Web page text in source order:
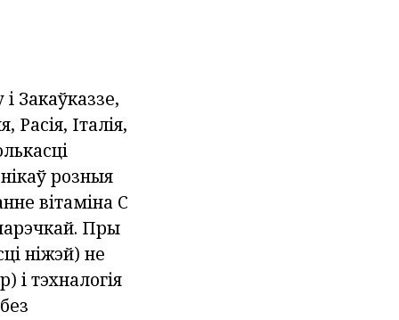
Закаўказзе,
Італія,
розныя
вітаміна С
Пры
ніжэй) не
і тэхналогія